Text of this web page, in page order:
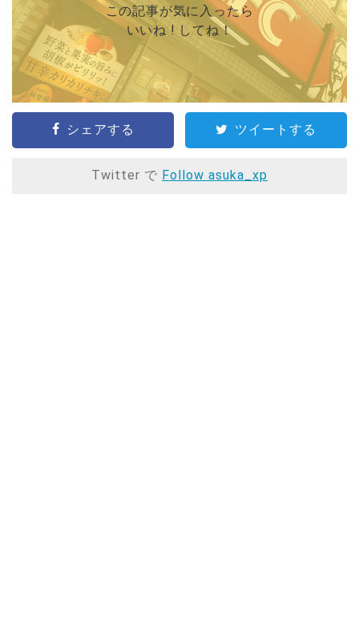
この記事が気に入ったら
いいね ! してね！
シェアする ツイートする
Twitter で Follow asuka_xp